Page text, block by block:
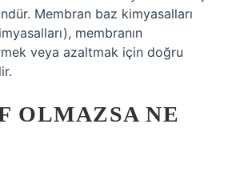
Membran baz kimyasalları
membranın
veya azaltmak için doğru
OLMAZSA NE